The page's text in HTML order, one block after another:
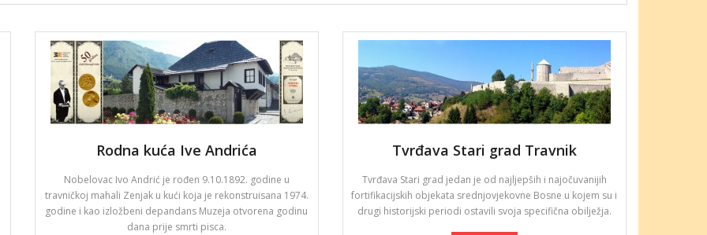
Rodna kuća Ive Andrića
Nobelovac Ivo Andrić je rođen 9.10.1892. godine u
travničkoj mahali Zenjak u kući koja je rekonstruisana 1974.
godine i kao izložbeni depandans Muzeja otvorena godinu
dana prije smrti pisca.
Tvrđava Stari grad Travnik
Tvrđava Stari grad jedan je od najljepših i najočuvanijih
fortifikacijskih objekata srednjovjekovne Bosne u kojem su i
drugi historijski periodi ostavili svoja specifična obilježja.